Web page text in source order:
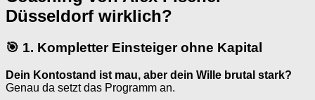
Düsseldorf wirklich?
🎯 1. Kompletter Einsteiger ohne Kapital
Dein Kontostand ist mau, aber dein Wille brutal stark?
Genau da setzt das Programm an.